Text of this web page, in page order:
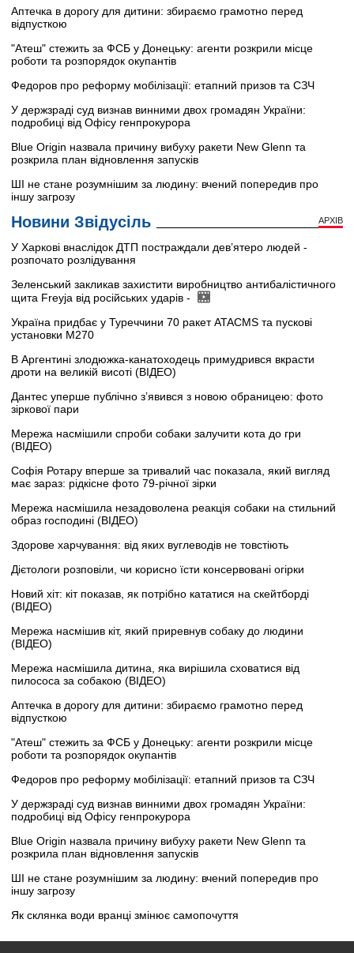
Аптечка в дорогу для дитини: збираємо грамотно перед
відпусткою
"Атеш" стежить за ФСБ у Донецьку: агенти розкрили місце
роботи та розпорядок окупантів
Федоров про реформу мобілізації: етапний призов та СЗЧ
У держзраді суд визнав винними двох громадян України:
подробиці від Офісу генпрокурора
Blue Origin назвала причину вибуху ракети New Glenn та
розкрила план відновлення запусків
ШІ не стане розумнішим за людину: вчений попередив про
іншу загрозу
Новини Звідусіль АРХІВ
У Харкові внаслідок ДТП постраждали дев’ятеро людей -
розпочато розлідування
Зеленський закликав захистити виробництво антибалістичного
щита Freyja від російських ударів -
Україна придбає у Туреччини 70 ракет ATACMS та пускові
установки M270
В Аргентині злодюжка-канатоходець примудрився вкрасти
дроти на великій висоті (ВІДЕО)
Дантес уперше публічно з’явився з новою обраницею: фото
зіркової пари
Мережа насмішили спроби собаки залучити кота до гри
(ВІДЕО)
Софія Ротару вперше за тривалий час показала, який вигляд
має зараз: рідкісне фото 79-річної зірки
Мережа насмішила незадоволена реакція собаки на стильний
образ господині (ВІДЕО)
Здорове харчування: від яких вуглеводів не товстіють
Дієтологи розповіли, чи корисно їсти консервовані огірки
Новий хіт: кіт показав, як потрібно кататися на скейтборді
(ВІДЕО)
Мережа насмішив кіт, який приревнув собаку до людини
(ВІДЕО)
Мережа насмішила дитина, яка вирішила сховатися від
пилососа за собакою (ВІДЕО)
Аптечка в дорогу для дитини: збираємо грамотно перед
відпусткою
"Атеш" стежить за ФСБ у Донецьку: агенти розкрили місце
роботи та розпорядок окупантів
Федоров про реформу мобілізації: етапний призов та СЗЧ
У держзраді суд визнав винними двох громадян України:
подробиці від Офісу генпрокурора
Blue Origin назвала причину вибуху ракети New Glenn та
розкрила план відновлення запусків
ШІ не стане розумнішим за людину: вчений попередив про
іншу загрозу
Як склянка води вранці змінює самопочуття